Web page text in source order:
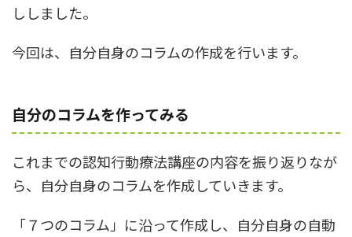
ししました。
今回は、自分自身のコラムの作成を行います。
自分のコラムを作ってみる
これまでの認知行動療法講座の内容を振り返りなが
ら、自分自身のコラムを作成していきます。
「７つのコラム」に沿って作成し、自分自身の自動